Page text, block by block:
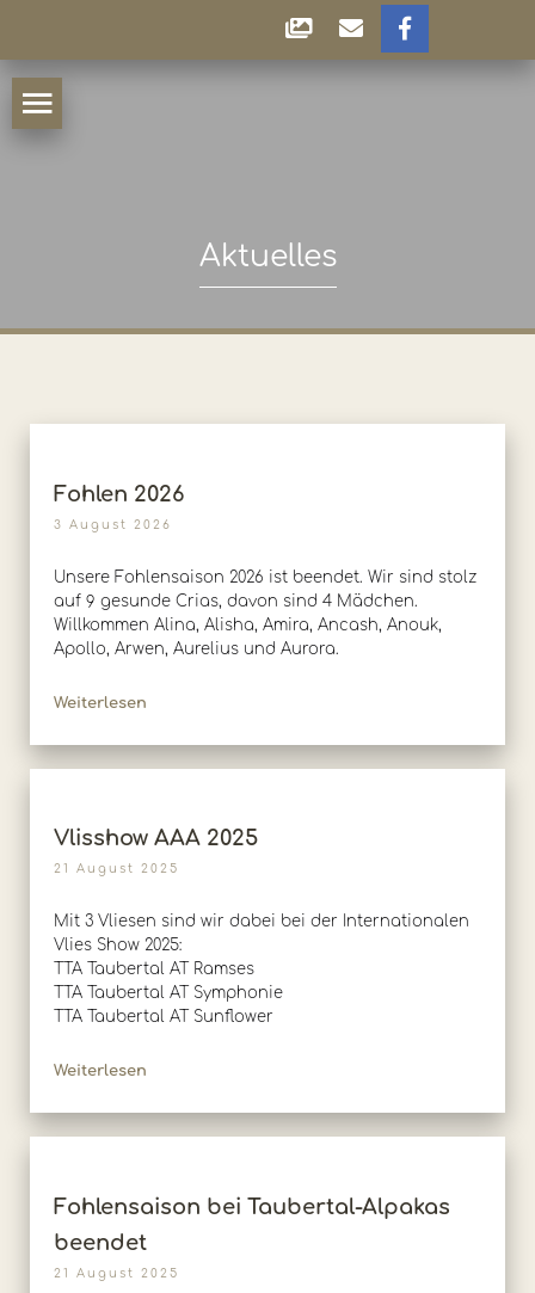
Aktuelles
Fohlen 2026
3 August 2026
Unsere Fohlensaison 2026 ist beendet. Wir sind stolz
auf 9 gesunde Crias, davon sind 4 Mädchen.
Willkommen Alina, Alisha, Amira, Ancash, Anouk,
Apollo, Arwen, Aurelius und Aurora.
Weiterlesen
Vlisshow AAA 2025
21 August 2025
Mit 3 Vliesen sind wir dabei bei der Internationalen
Vlies Show 2025:
TTA Taubertal AT Ramses
TTA Taubertal AT Symphonie
TTA Taubertal AT Sunflower
Weiterlesen
Fohlensaison bei Taubertal-Alpakas
beendet
21 August 2025